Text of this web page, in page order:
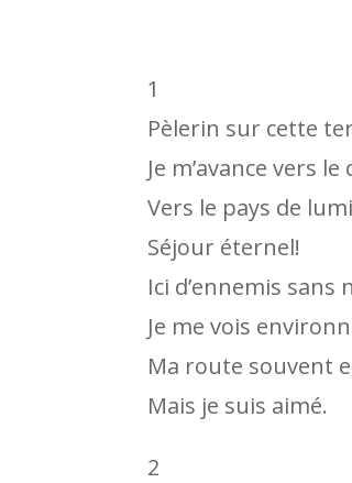
1
Pèlerin sur cette
Je m’avance vers le
Vers le pays de
Séjour éternel!
Ici d’ennemis sans
Je me vois
Ma route souvent
Mais je suis aimé.
2